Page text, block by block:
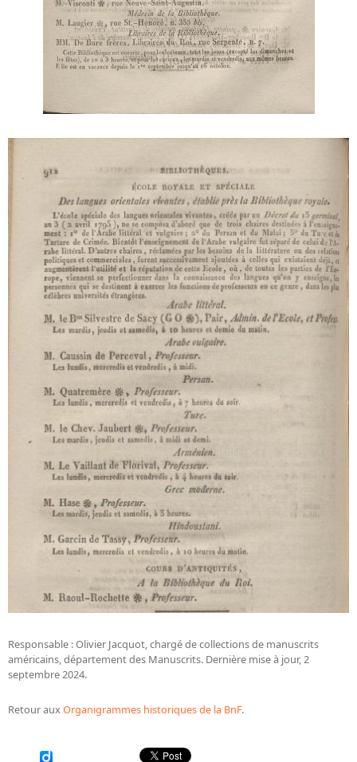
Responsable : Olivier Jacquot, chargé de collections de manuscrits
américains, département des Manuscrits. Dernière mise à jour, 2
septembre 2024.
Retour auxOrganigrammes historiques de la BnF.